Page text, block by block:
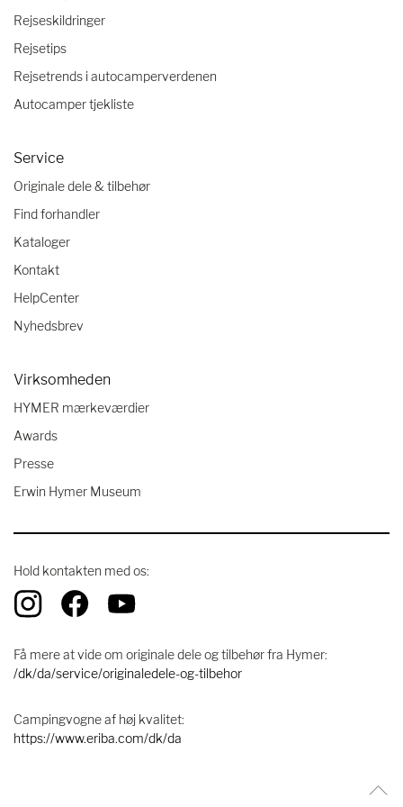
Rejseskildringer
Rejsetips
Rejsetrends i autocamperverdenen
Autocamper tjekliste
Service
Originale dele & tilbehør
Find forhandler
Kataloger
Kontakt
HelpCenter
Nyhedsbrev
Virksomheden
HYMER mærkeværdier
Awards
Presse
Erwin Hymer Museum
Hold kontakten med os:
Få mere at vide om originale dele og tilbehør fra Hymer:
/dk/da/service/originaledele-og-tilbehor
Campingvogne af høj kvalitet:
https://www.eriba.com/dk/da